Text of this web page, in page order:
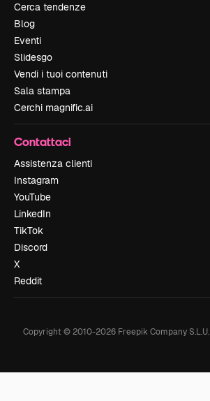
Cerca tendenze
Blog
Eventi
Slidesgo
Vendi i tuoi contenuti
Sala stampa
Cerchi magnific.ai
Contattaci
Assistenza clienti
Instagram
YouTube
LinkedIn
TikTok
Discord
X
Reddit
Copyright © 2010-2026Freepik Company S.L.U.